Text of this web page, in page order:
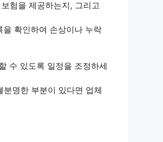
험을 제공하는지, 그리고
확인하여 손상이나 누락
수 있도록 일정을 조정하세
명한 부분이 있다면 업체